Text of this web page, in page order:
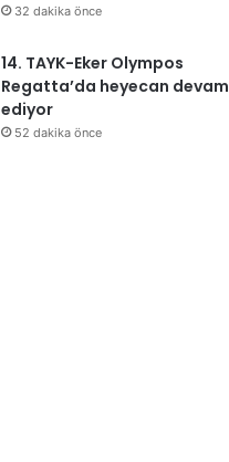
32 dakika önce
14. TAYK-Eker Olympos
Regatta’da heyecan devam
ediyor
52 dakika önce